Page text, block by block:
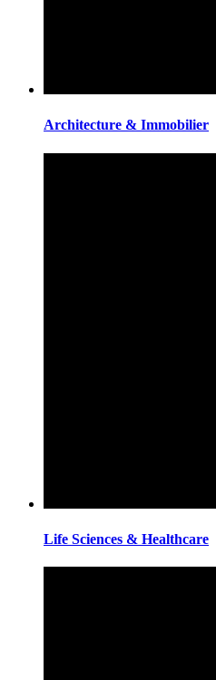
Architecture & Immobilier
Life Sciences & Healthcare